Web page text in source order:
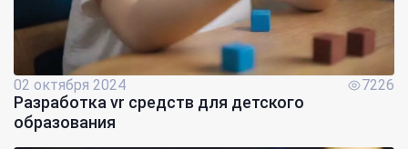
02 октября 2024 7226
Разработка vr средств для детского
образования